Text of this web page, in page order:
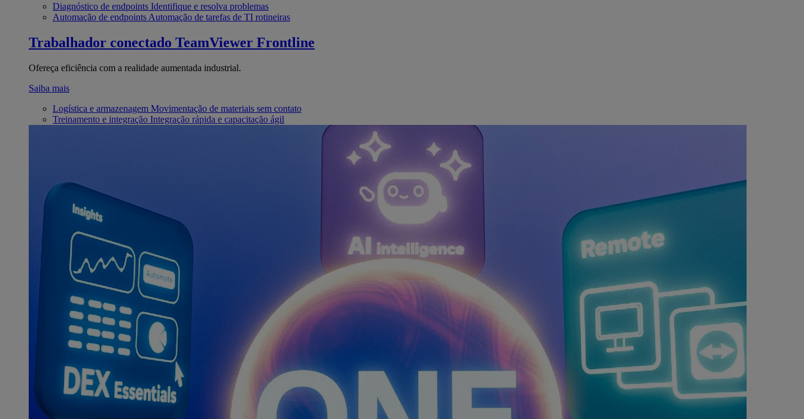
Diagnóstico de endpoints Identifique e resolva problemas
Automação de endpoints Automação de tarefas de TI rotineiras
Trabalhador conectado TeamViewer Frontline
Ofereça eficiência com a realidade aumentada industrial.
Saiba mais
Logística e armazenagem Movimentação de materiais sem contato
Treinamento e integração Integração rápida e capacitação ágil